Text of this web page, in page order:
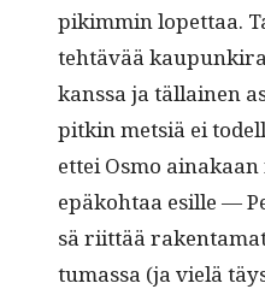
pikim­min lopet­taa.
tehtävää
kanssa ja täl­lainen
pitkin met­siä ei
ettei Osmo
epäko­htaa esille —
sä riit­tää
tu­mas­sa (ja vielä